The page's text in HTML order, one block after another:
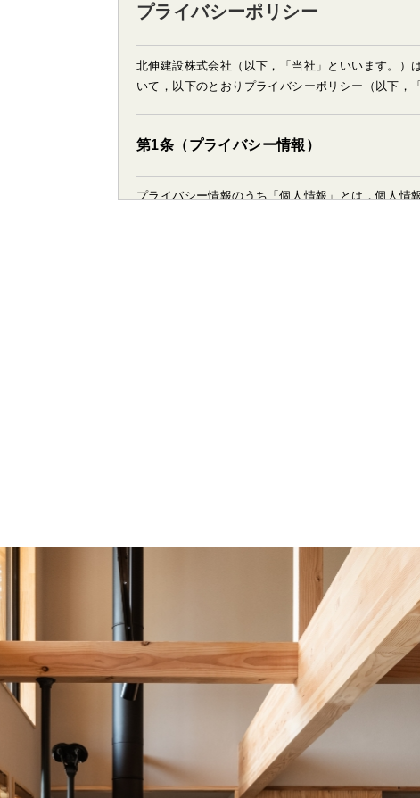
プライバシーポリシー
北伸建設株式会社（以下，「当社」といいます。）
いて，以下のとおりプライバシーポリシー（以下，
第1条（プライバシー情報）
プライバシー情報のうち「個人情報」とは，個人情
プライバシー情報のうち「履歴情報および特性情
第３条（個人情報を収集・利用する目的）
当社が個人情報を収集・利用する目的は，以下のと
（1）ユーザーに自分の登録情報の閲覧や修正，利
た商品，およびそれらの代金などに関する情報を表
（2）ユーザーにお知らせや連絡をするためにメー
報を利用する目的
（3）ユーザーの本人確認を行うために，氏名，生
（4）ユーザーに代金を請求するために，購入され
号などの支払に関する情報などを利用する目的
（5）ユーザーが簡便にデータを入力できるように